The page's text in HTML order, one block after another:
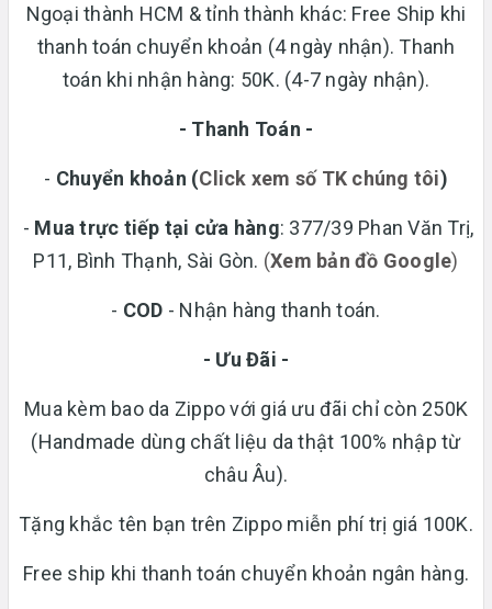
Ngoại thành HCM & tỉnh thành khác: Free Ship khi
thanh toán chuyển khoản (4 ngày nhận). Thanh
toán khi nhận hàng: 50K. (4-7 ngày nhận).
- Thanh Toán -
- Chuyển khoản (Click xem số TK chúng tôi)
- Mua trực tiếp tại cửa hàng: 377/39 Phan Văn Trị,
P11, Bình Thạnh, Sài Gòn. (Xem bản đồ Google)
- COD - Nhận hàng thanh toán.
- Ưu Đãi -
Mua kèm bao da Zippo với giá ưu đãi chỉ còn 250K
(Handmade dùng chất liệu da thật 100% nhập từ
châu Âu).
Tặng khắc tên bạn trên Zippo miễn phí trị giá 100K.
Free ship khi thanh toán chuyển khoản ngân hàng.